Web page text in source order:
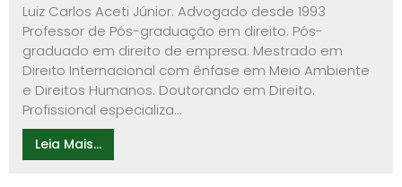
Luiz Carlos Aceti Júnior. Advogado desde 1993
Professor de Pós-graduação em direito. Pós-
graduado em direito de empresa. Mestrado em
Direito Internacional com ênfase em Meio Ambiente
e Direitos Humanos. Doutorando em Direito.
Profissional especializa...
Leia Mais...